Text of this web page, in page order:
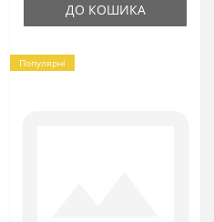
ДО КОШИКА
Популярні